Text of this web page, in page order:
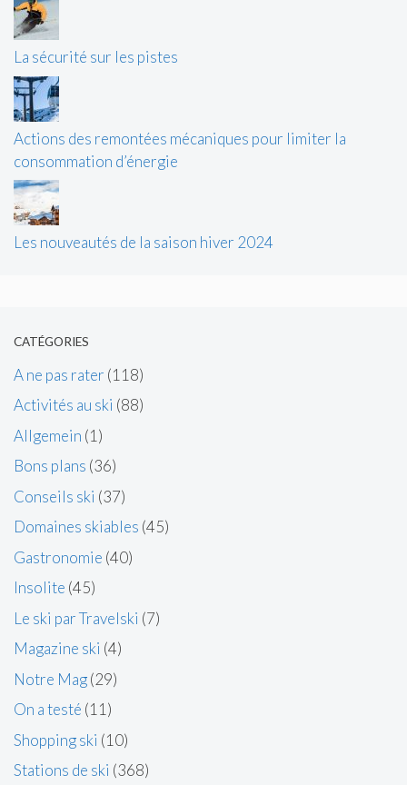
La sécurité sur les pistes
Actions des remontées mécaniques pour limiter la
consommation d’énergie
Les nouveautés de la saison hiver 2024
CATÉGORIES
A ne pas rater (118)
Activités au ski (88)
Allgemein (1)
Bons plans (36)
Conseils ski (37)
Domaines skiables (45)
Gastronomie (40)
Insolite (45)
Le ski par Travelski (7)
Magazine ski (4)
Notre Mag(29)
On a testé (11)
Shopping ski (10)
Stations de ski (368)